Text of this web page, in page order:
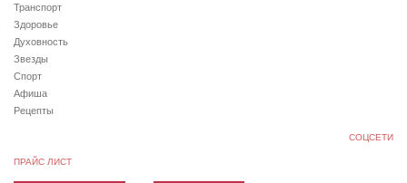
Транспорт
Здоровье
Духовность
Звезды
Спорт
Афиша
Рецепты
СОЦСЕТИ
ПРАЙС ЛИСТ